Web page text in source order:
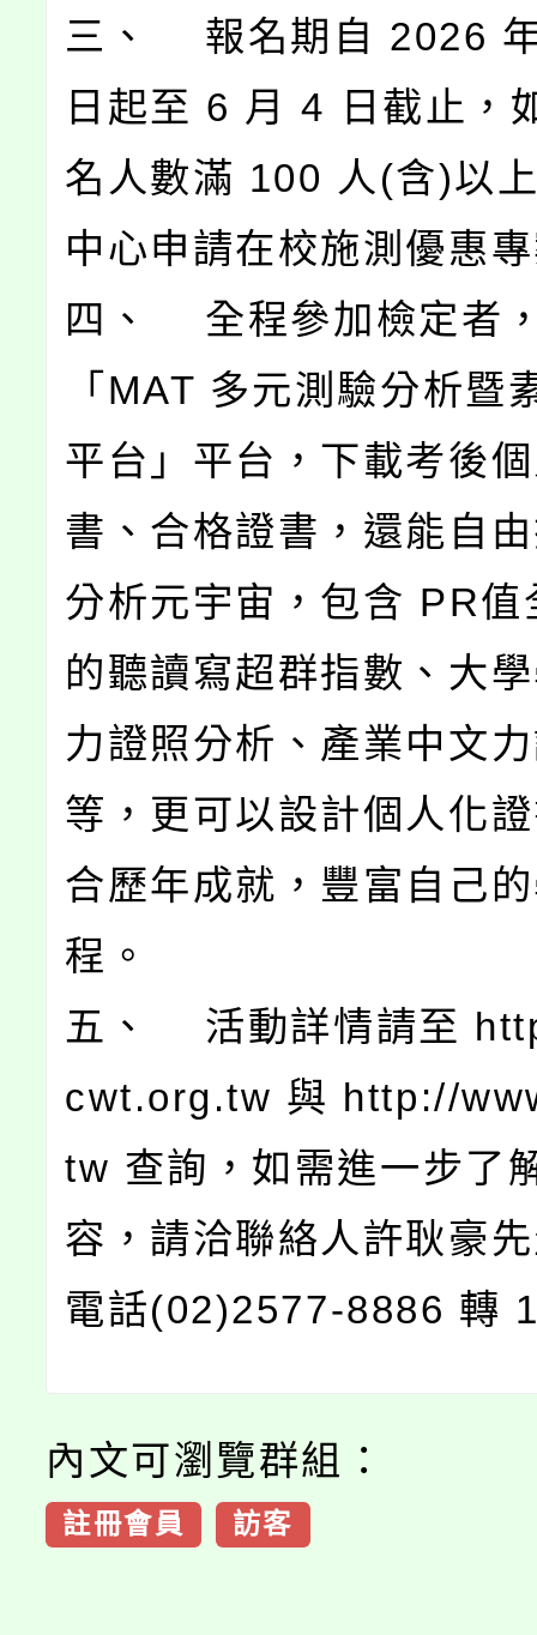
三、 報名期自 2026
日起至 6 月 4 日截止，
名人數滿 100 人(含)以
中心申請在校施測優惠
四、 全程參加檢定者
「MAT 多元測驗分析暨
平台」平台，下載考後
書、合格證書，還能自
分析元宇宙，包含 PR值
的聽讀寫超群指數、大
力證照分析、產業中文
等，更可以設計個人化
合歷年成就，豐富自己
程。
五、 活動詳情請至
cwt.org.tw 與 http://
tw 查詢，如需進一步了
容，請洽聯絡人許耿豪
電話(02)2577-8886 轉
內文可瀏覽群組：
註冊會員 訪客